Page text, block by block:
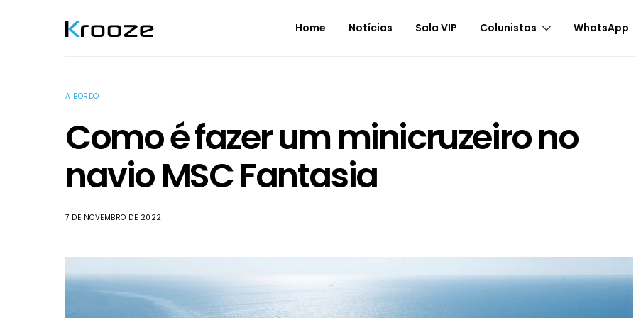
Home Notícias Sala VIP Colunistas WhatsApp
A BORDO
Como é fazer um minicruzeiro no
navio MSC Fantasia
7 DE NOVEMBRO DE 2022